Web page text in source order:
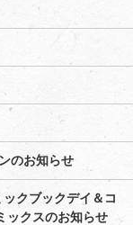
のお知らせ
クブックデイ＆コ
ックスのお知らせ